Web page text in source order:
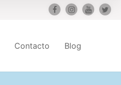
Contacto Blog